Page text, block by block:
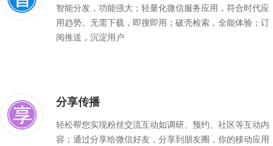
智能分发，功能强大；轻量化微信服务应用，符合时代应
用趋势。无需下载，即搜即用；破壳检索，全能体验；订
阅推送，沉淀用户
分享传播
轻松帮您实现粉丝交流互动如调研、预约、社区等互动内
容；通过分享给微信好友，分享到朋友圈，你的移动应用